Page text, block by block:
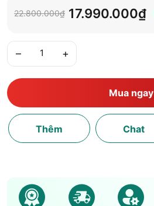
22.800.000₫ 17.990.000₫
– +
Mua ngay
Thêm Chat